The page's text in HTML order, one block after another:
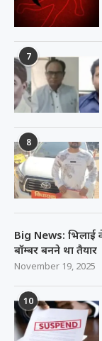
7
8
Big News: भिलाई
बॉम्बर बनने था तैयार
November 19, 2025
10